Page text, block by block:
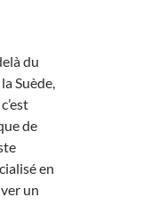
du
Suède,
de
en
un